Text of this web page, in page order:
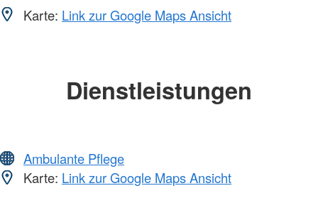
Karte: Link zur Google Maps Ansicht
Dienstleistungen
Ambulante Pflege
Karte: Link zur Google Maps Ansicht